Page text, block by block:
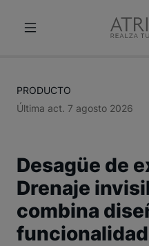
PRODUCTO
Última act. 7 agosto 2026
Desagüe de
Drenaje
combina
funcionalidad